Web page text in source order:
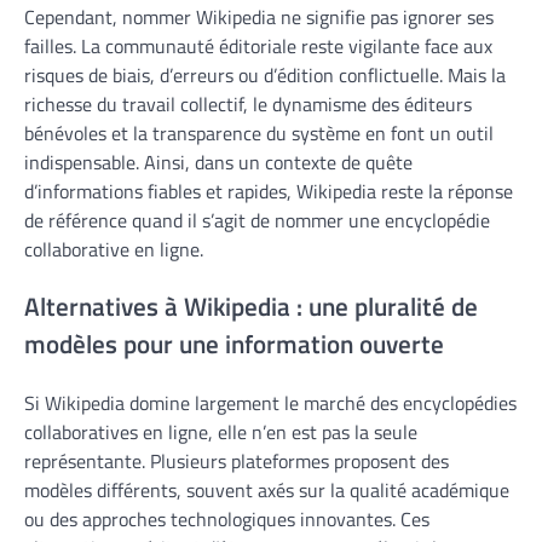
Cependant, nommer Wikipedia ne signifie pas ignorer ses
failles. La communauté éditoriale reste vigilante face aux
risques de biais, d’erreurs ou d’édition conflictuelle. Mais la
richesse du travail collectif, le dynamisme des éditeurs
bénévoles et la transparence du système en font un outil
indispensable. Ainsi, dans un contexte de quête
d’informations fiables et rapides, Wikipedia reste la réponse
de référence quand il s’agit de nommer une encyclopédie
collaborative en ligne.
Alternatives à Wikipedia : une pluralité de
modèles pour une information ouverte
Si Wikipedia domine largement le marché des encyclopédies
collaboratives en ligne, elle n’en est pas la seule
représentante. Plusieurs plateformes proposent des
modèles différents, souvent axés sur la qualité académique
ou des approches technologiques innovantes. Ces